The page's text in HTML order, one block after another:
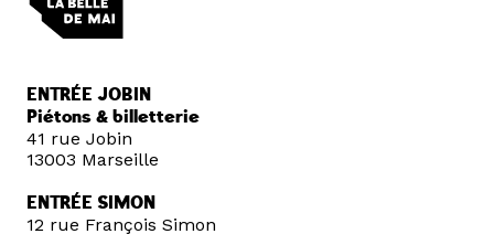
ENTRÉE JOBIN
Piétons & billetterie
41 rue Jobin
13003 Marseille
ENTRÉE SIMON
12 rue François Simon